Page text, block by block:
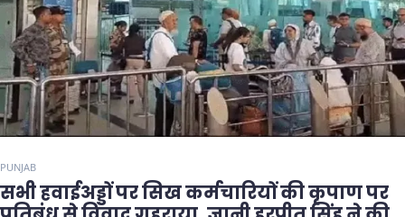
PUNJAB
सभी हवाईअड्डों पर सिख कर्मचारियों की कृपाण पर